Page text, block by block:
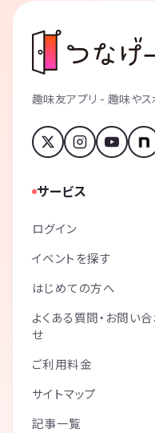
趣味友アプリ - 趣味やス
サービス
ログイン
イベントを探す
はじめての方へ
よくある質問・お問い
せ
ご利用料金
サイトマップ
記事一覧